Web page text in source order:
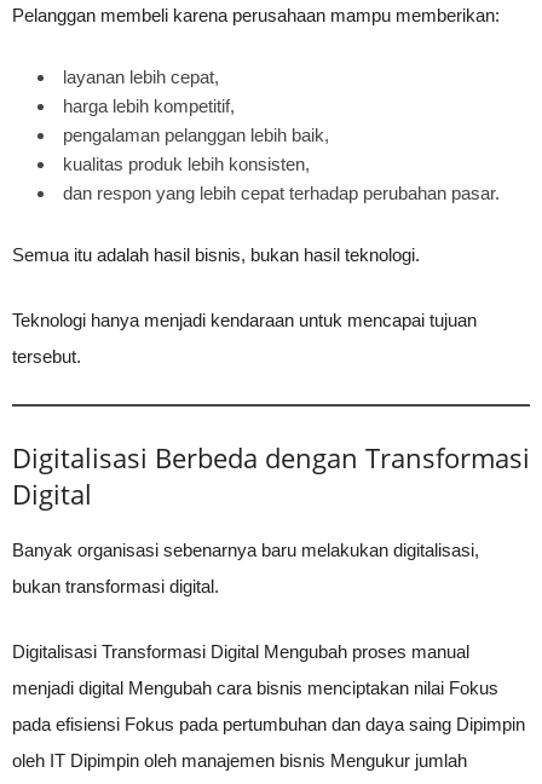
Pelanggan membeli karena perusahaan mampu memberikan:
layanan lebih cepat,
harga lebih kompetitif,
pengalaman pelanggan lebih baik,
kualitas produk lebih konsisten,
dan respon yang lebih cepat terhadap perubahan pasar.
Semua itu adalah hasil bisnis, bukan hasil teknologi.
Teknologi hanya menjadi kendaraan untuk mencapai tujuan
tersebut.
Digitalisasi Berbeda dengan Transformasi
Digital
Banyak organisasi sebenarnya baru melakukan digitalisasi,
bukan transformasi digital.
Digitalisasi Transformasi Digital Mengubah proses manual
menjadi digital Mengubah cara bisnis menciptakan nilai Fokus
pada efisiensi Fokus pada pertumbuhan dan daya saing Dipimpin
oleh IT Dipimpin oleh manajemen bisnis Mengukur jumlah